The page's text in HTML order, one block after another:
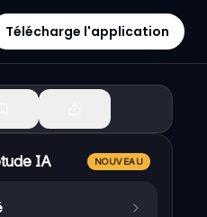
Télécharge l'application
IA NOUVEAU